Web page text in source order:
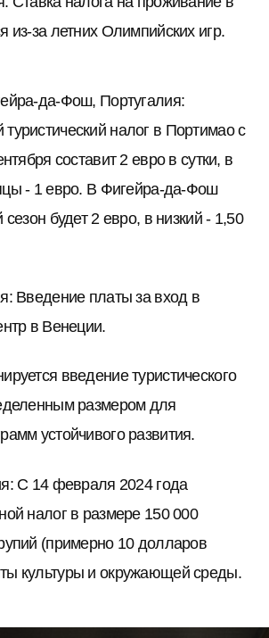
из-за летних Олимпийских игр.
да-Фош, Португалия:
налог в Портимао с
составит 2 евро в сутки, в
- 1 евро. В Фигейра-да-Фош
будет 2 евро, в низкий - 1,50
Введение платы за вход в
в Венеции.
введение туристического
размером для
устойчивого развития.
С 14 февраля 2024 года
налог в размере 150 000
(примерно 10 долларов
культуры и окружающей среды.